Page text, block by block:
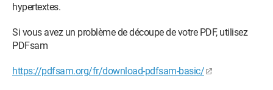
hypertextes.
Si vous avez un problème de découpe de votre PDF, utilisez
PDFsam
https://pdfsam.org/fr/download-pdfsam-basic/